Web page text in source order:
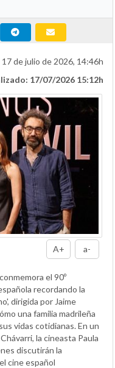
17 de julio de 2026, 14:46h
17/07/2026 15:12h
A+ a-
el 90º
recordando la
dirigida por Jaime
una familia madrileña
vidas cotidianas. En un
la cineasta Paula
discutirán la
cine español